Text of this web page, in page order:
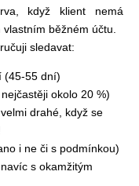
když klient nemá
běžném účtu.
sledavat:
(45-55 dní)
okolo 20 %)
drahé, když se
i ne či s podmínkou)
s okamžitým